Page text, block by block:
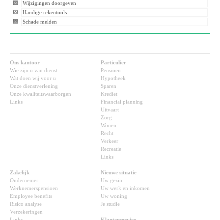
Wijzigingen doorgeven
Handige rekentools
Schade melden
Ons kantoor
Wie zijn u van dienst
Wat doen wij voor u
Onze dienstverlening
Onze kwaliteitswaarborgen
Links
Particulier
Pensioen
Hypotheek
Sparen
Krediet
Financial planning
Uitvaart
Zorg
Wonen
Recht
Verkeer
Recreatie
Links
Zakelijk
Ondernemer
Werknemerspensioen
Employee benefits
Risico analyse
Verzekeringen
Nieuwe situatie
Uw gezin
Uw werk en inkomen
Uw woning
Je studie